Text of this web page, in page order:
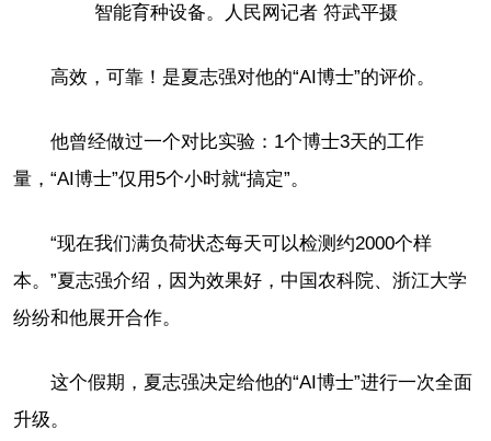
智能育种设备。人民网记者 符武平摄
高效，可靠！是夏志强对他的“AI博士”的评价。
他曾经做过一个对比实验：1个博士3天的工作
量，“AI博士”仅用5个小时就“搞定”。
“现在我们满负荷状态每天可以检测约2000个样
本。”夏志强介绍，因为效果好，中国农科院、浙江大学
纷纷和他展开合作。
这个假期，夏志强决定给他的“AI博士”进行一次全面
升级。